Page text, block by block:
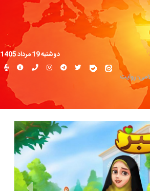
روایت
دوشنبه 19 مرداد 1405